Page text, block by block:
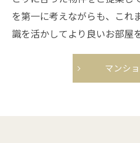
を第一に考えながらも、これ
識を活かしてより良いお部屋
マンシ